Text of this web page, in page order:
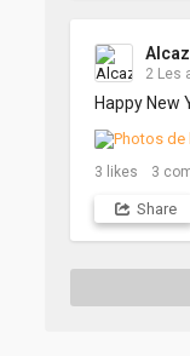
2 Les
Happy New
3 likes 3
Share